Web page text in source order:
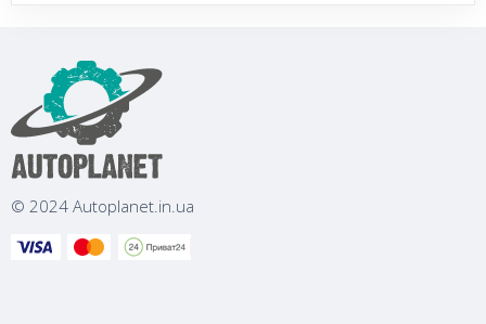
© 2024 Autoplanet.in.ua